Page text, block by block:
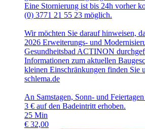
Eine Stornierung ist bis 24h vorher
(0) 3771 21 55 23 möglich.
Wir möchten Sie darauf hinweisen,
2026 Erweiterungs- und
Gesundheitsbad ACTINON
Informationen zum aktuellen
kleinen Einschränkungen finden Sie
schlema.de
An Samstagen, Sonn- und
3 € auf den Badeintritt erhoben.
25 Min
€ 32,00